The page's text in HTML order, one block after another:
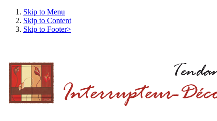
Skip to Menu
Skip to Content
Skip to Footer>